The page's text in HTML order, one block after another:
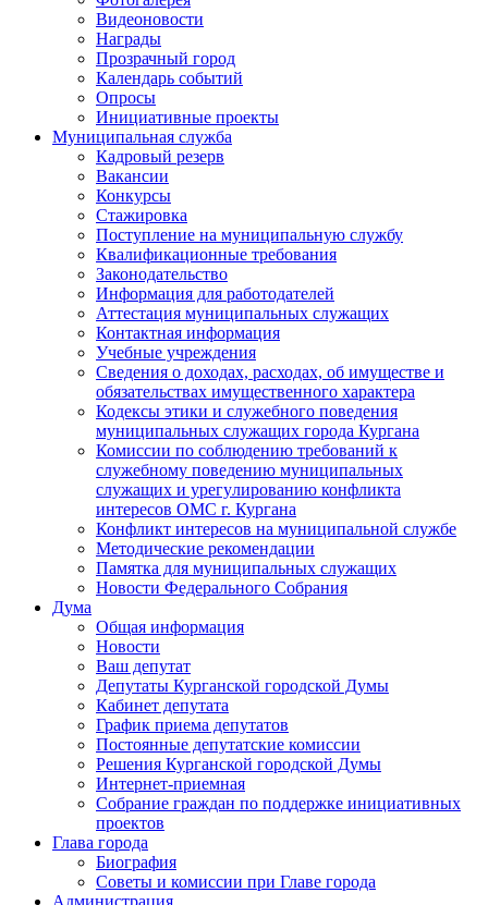
Видеоновости
Награды
Прозрачный город
Календарь событий
Опросы
Инициативные проекты
Муниципальная служба
Кадровый резерв
Вакансии
Конкурсы
Стажировка
Поступление на муниципальную службу
Квалификационные требования
Законодательство
Информация для работодателей
Аттестация муниципальных служащих
Контактная информация
Учебные учреждения
Сведения о доходах, расходах, об имуществе и
обязательствах имущественного характера
Кодексы этики и служебного поведения
муниципальных служащих города Кургана
Комиссии по соблюдению требований к
служебному поведению муниципальных
служащих и урегулированию конфликта
интересов ОМС г. Кургана
Конфликт интересов на муниципальной службе
Методические рекомендации
Памятка для муниципальных служащих
Новости Федерального Cобрания
Дума
Общая информация
Новости
Ваш депутат
Депутаты Курганской городской Думы
Кабинет депутата
График приема депутатов
Постоянные депутатские комиссии
Решения Курганской городской Думы
Интернет-приемная
Собрание граждан по поддержке инициативных
проектов
Глава города
Биография
Советы и комиссии при Главе города
Администрация